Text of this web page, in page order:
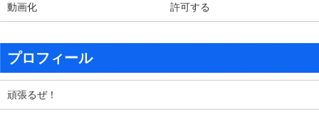
動画化 許可する
プロフィール
頑張るぜ！